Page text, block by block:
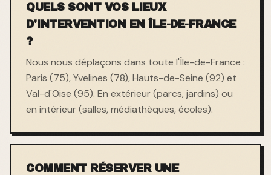
QUELS SONT VOS LIEUX
D'INTERVENTION EN ÎLE-DE-FRANCE
?
Nous nous déplaçons dans toute l'Île-de-France :
Paris (75), Yvelines (78), Hauts-de-Seine (92) et
Val-d'Oise (95). En extérieur (parcs, jardins) ou
en intérieur (salles, médiathèques, écoles).
COMMENT RÉSERVER UNE